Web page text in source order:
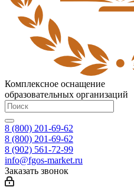
Комплексное оснащение
образовательных организаций
8 (800) 201-69-62
8 (800) 201-69-62
8 (902) 561-72-99
info@fgos-market.ru
Заказать звонок